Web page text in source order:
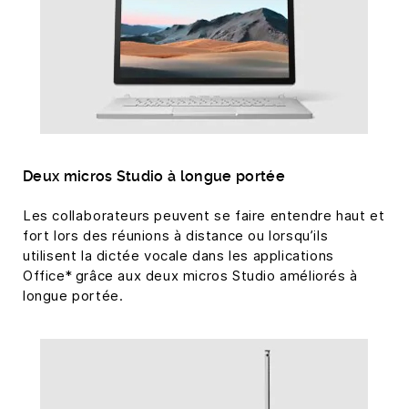
Deux micros Studio à longue portée
Les collaborateurs peuvent se faire entendre haut et
fort lors des réunions à distance ou lorsqu’ils
utilisent la dictée vocale dans les applications
Office* grâce aux deux micros Studio améliorés à
longue portée.